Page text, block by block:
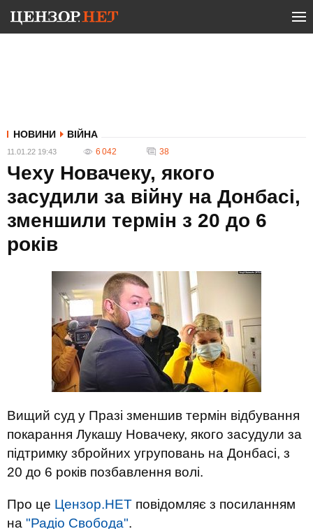
НОВИНИ ВІЙНА
11.01.22 19:43 6 042 38
Чеху Новачеку, якого
засудили за війну на Донбасі,
зменшили термін з 20 до 6
років
Вищий суд у Празі зменшив термін відбування
покарання Лукашу Новачеку, якого засудули за
підтримку збройних угруповань на Донбасі, з
20 до 6 років позбавлення волі.
Про це Цензор.НЕТ повідомляє з посиланням
на "Радіо Свобода".